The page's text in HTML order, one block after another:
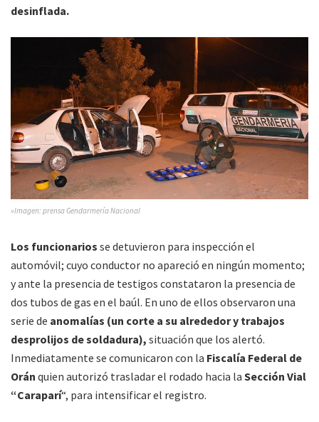
desinflada.
»Imagen: prensa Gendarmería Nacional
Los funcionarios se detuvieron para inspección el
automóvil; cuyo conductor no apareció en ningún momento;
y ante la presencia de testigos constataron la presencia de
dos tubos de gas en el baúl. En uno de ellos observaron una
serie de anomalías (un corte a su alrededor y trabajos
desprolijos de soldadura), situación que los alertó.
Inmediatamente se comunicaron con la Fiscalía Federal de
Orán quien autorizó trasladar el rodado hacia la Sección Vial
“Caraparí“, para intensificar el registro.